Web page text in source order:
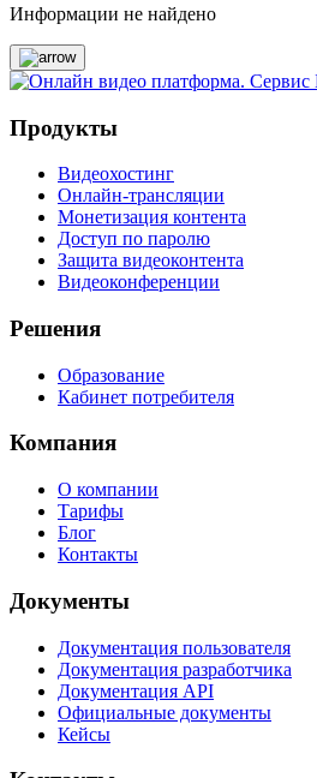
Информации не найдено
Продукты
Видеохостинг
Онлайн-трансляции
Монетизация контента
Доступ по паролю
Защита видеоконтента
Видеоконференции
Решения
Образование
Кабинет потребителя
Компания
О компании
Тарифы
Блог
Контакты
Документы
Документация пользователя
Документация разработчика
Документация API
Официальные документы
Кейсы